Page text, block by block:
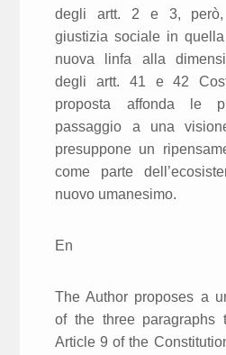
degli artt. 2 e 3,
giustizia sociale in
nuova linfa alla
degli artt. 41 e 42 Cost.
proposta affonda le
passaggio a una
presuppone un
come parte
nuovo umanesimo.
En
The Author proposes a
of the three paragraphs
Article 9 of the